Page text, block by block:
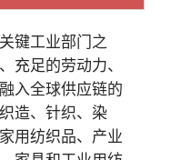
键工业部门之
充足的劳动力、
入全球供应链的
造、针织、染
用纺织品、产业